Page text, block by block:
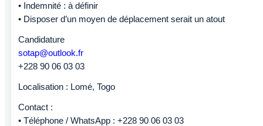
• Indemnité : à définir
• Disposer d’un moyen de déplacement serait un atout
Candidature
sotap@outlook.fr
+228 90 06 03 03
Localisation : Lomé, Togo
Contact :
• Téléphone / WhatsApp : +228 90 06 03 03